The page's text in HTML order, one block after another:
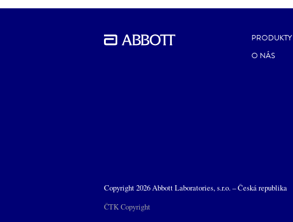
PRODUKTY
O NÁS
Copyright 2026 Abbott Laboratories, s.r.o. – Česká republika
ČTK Copyright